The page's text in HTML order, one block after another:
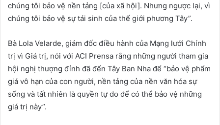
chúng tôi bảo vệ nền tảng [của xã hội]. Nhưng ngược lại, vì
chúng tôi bảo vệ sự tái sinh của thế giới phương Tây”.
Bà Lola Velarde, giám đốc điều hành của Mạng lưới Chính
trị vì Giá trị, nói với ACI Prensa rằng những người tham gia
hội nghị thượng đỉnh đã đến Tây Ban Nha để “bảo vệ phẩm
giá vô hạn của con người, nền tảng của nền văn hóa sự
sống và tất nhiên là quyền tự do để có thể bảo vệ những
giá trị này”.